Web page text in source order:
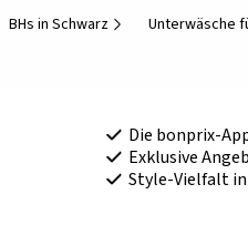
BHs in Schwarz Unterwäsche
Die bonprix-
Exklusive
Style-Vielfalt